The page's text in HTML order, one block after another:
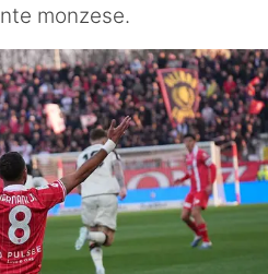
monzese.